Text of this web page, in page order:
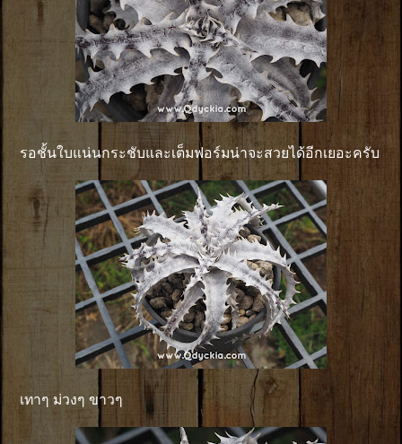
รอชั้นใบแน่นกระชับและเต็มฟอร์มน่าจะสวยได้อีกเยอะครับ
เทาๆ ม่วงๆ ขาวๆ